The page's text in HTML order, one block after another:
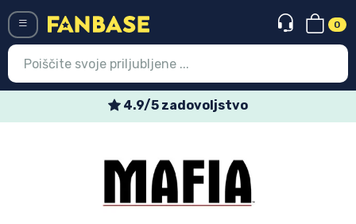
0
4.9/5 zadovoljstvo
Najnovejsi izdelki